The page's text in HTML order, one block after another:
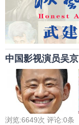
中国影视演员吴京
浏览:6649次 评论:0条